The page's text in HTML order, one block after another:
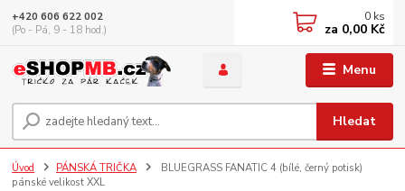
Menu
Hledat
+420 606 622 002
(Po - Pá, 9 - 18 hod.)
0 ks
za 0,00 Kč
Úvod PÁNSKÁ TRIČKA
BLUEGRASS FANATIC 4 (bílé, černý potisk)
pánské velikost XXL